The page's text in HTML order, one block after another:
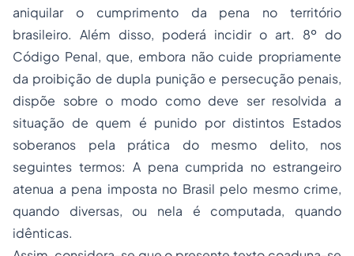
aniquilar o cumprimento da pena no território
brasileiro. Além disso, poderá incidir o art. 8º do
Código Penal, que, embora não cuide propriamente
da proibição de dupla punição e persecução penais,
dispõe sobre o modo como deve ser resolvida a
situação de quem é punido por distintos Estados
soberanos pela prática do mesmo delito, nos
seguintes termos: A pena cumprida no estrangeiro
atenua a pena imposta no Brasil pelo mesmo crime,
quando diversas, ou nela é computada, quando
idênticas.